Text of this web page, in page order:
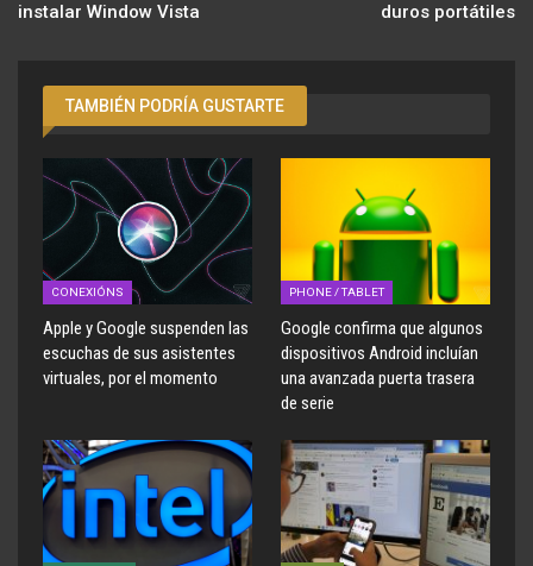
instalar Window Vista
duros portátiles
TAMBIÉN PODRÍA GUSTARTE
CONEXIÓNS
Apple y Google suspenden las
escuchas de sus asistentes
virtuales, por el momento
PHONE / TABLET
Google confirma que algunos
dispositivos Android incluían
una avanzada puerta trasera
de serie